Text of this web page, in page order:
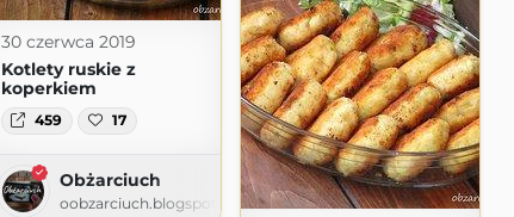
30 czerwca 2019
Kotlety ruskie z
koperkiem
459 17
Obżarciuch
oobzarciuch.blogspot.com